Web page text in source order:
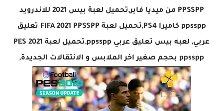
PPSSPP من ميديا فاير,تحميل لعبة بيس 2021 للاندرويد
ppsspp كاميرا PS4,تحميل لعبة FIFA 2021 PPSSPP تعليق
عربي, لعبه بيس تعليق عربي ppsspp,تحميل لعبة PES 2021
ppsspp بحجم صغير اخر الملابس و الانتقالات الجديدة,